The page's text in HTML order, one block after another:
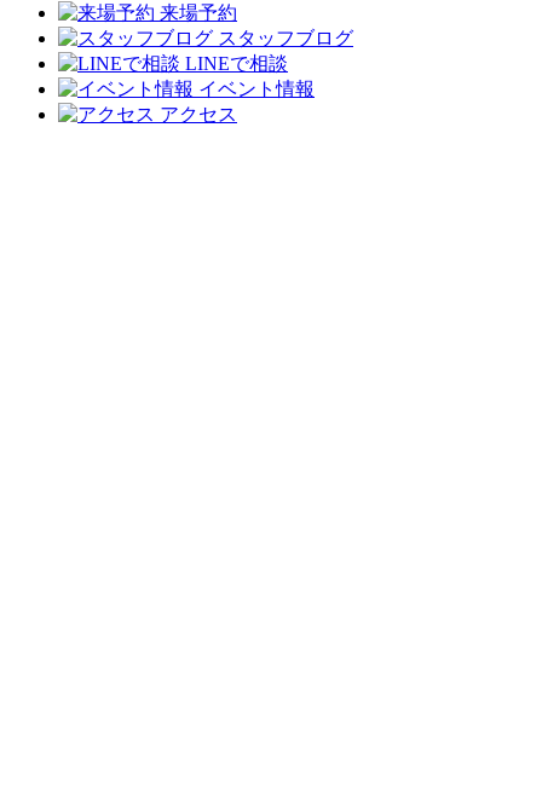
来場予約
スタッフブログ
LINEで相談
イベント情報
アクセス